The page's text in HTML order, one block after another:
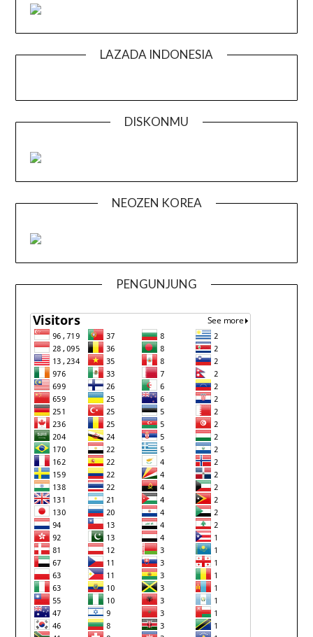
LAZADA INDONESIA
DISKONMU
NEOZEN KOREA
PENGUNJUNG